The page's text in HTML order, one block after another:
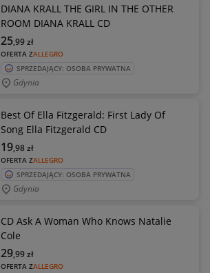
DIANA KRALL THE GIRL IN THE OTHER
ROOM DIANA KRALL CD
OFERTA ZALLEGRO
25,99zł
SPRZEDAJĄCY: OSOBA PRYWATNA
Gdynia
Best Of Ella Fitzgerald: First Lady Of
Song Ella Fitzgerald CD
OFERTA ZALLEGRO
19,98zł
SPRZEDAJĄCY: OSOBA PRYWATNA
Gdynia
CD Ask A Woman Who Knows Natalie
Cole
OFERTA ZALLEGRO
29,99zł